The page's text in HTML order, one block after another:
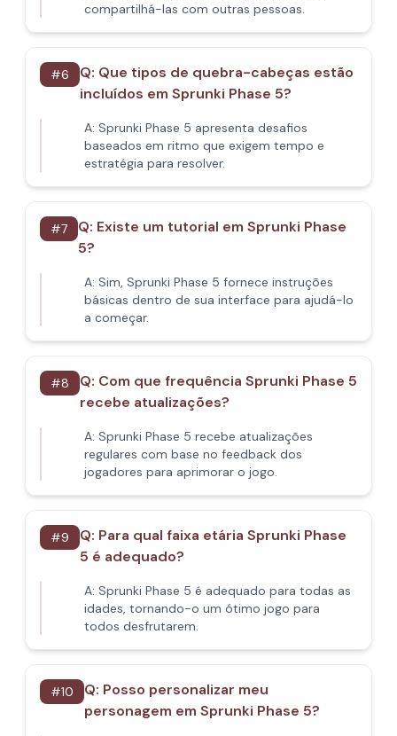
compartilhá-las com outras pessoas.
#6 Q: Que tipos de quebra-cabeças estão
incluídos em Sprunki Phase 5?
A: Sprunki Phase 5 apresenta desafios
baseados em ritmo que exigem tempo e
estratégia para resolver.
#7 Q: Existe um tutorial em Sprunki Phase
5?
A: Sim, Sprunki Phase 5 fornece instruções
básicas dentro de sua interface para ajudá-lo
a começar.
#8 Q: Com que frequência Sprunki Phase 5
recebe atualizações?
A: Sprunki Phase 5 recebe atualizações
regulares com base no feedback dos
jogadores para aprimorar o jogo.
#9 Q: Para qual faixa etária Sprunki Phase
5 é adequado?
A: Sprunki Phase 5 é adequado para todas as
idades, tornando-o um ótimo jogo para
todos desfrutarem.
#10 Q: Posso personalizar meu
personagem em Sprunki Phase 5?